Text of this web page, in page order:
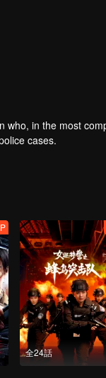
in the most
cases.
全24話